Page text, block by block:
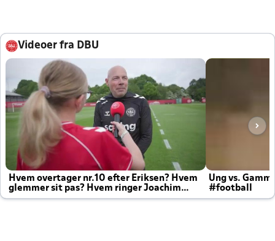
Videoer fra DBU
Hvem overtager nr.10 efter Eriksen? Hvem
glemmer sit pas? Hvem ringer Joachim
altid til efter kampe?
Ung vs.
#football